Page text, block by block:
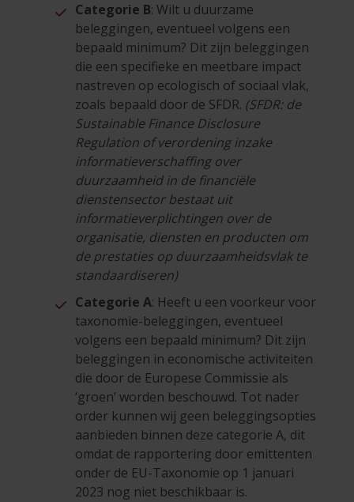
Categorie B: Wilt u duurzame
beleggingen, eventueel volgens een
bepaald minimum? Dit zijn beleggingen
die een specifieke en meetbare impact
nastreven op ecologisch of sociaal vlak,
zoals bepaald door de SFDR. (SFDR: de
Sustainable Finance Disclosure
Regulation of verordening inzake
informatieverschaffing over
duurzaamheid in de financiële
dienstensector bestaat uit
informatieverplichtingen over de
organisatie, diensten en producten om
de prestaties op duurzaamheidsvlak te
standaardiseren)
Categorie A: Heeft u een voorkeur voor
taxonomie-beleggingen, eventueel
volgens een bepaald minimum? Dit zijn
beleggingen in economische activiteiten
die door de Europese Commissie als
‘groen’ worden beschouwd. Tot nader
order kunnen wij geen beleggingsopties
aanbieden binnen deze categorie A, dit
omdat de rapportering door emittenten
onder de EU-Taxonomie op 1 januari
2023 nog niet beschikbaar is.